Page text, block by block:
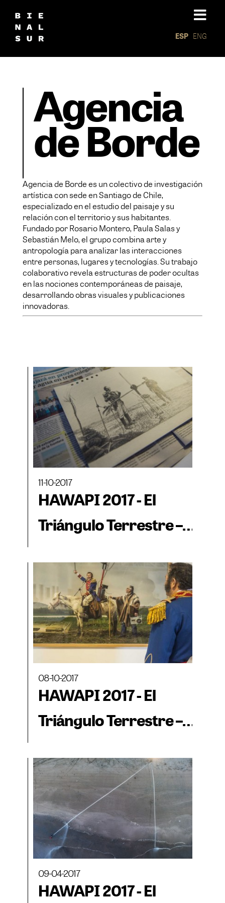
ESP ENG
Agencia
de Borde
Agencia de Borde es un colectivo de investigación
artística con sede en Santiago de Chile,
especializado en el estudio del paisaje y su
relación con el territorio y sus habitantes.
Fundado por Rosario Montero, Paula Salas y
Sebastián Melo, el grupo combina arte y
antropología para analizar las interacciones
entre personas, lugares y tecnologías. Su trabajo
colaborativo revela estructuras de poder ocultas
en las nociones contemporáneas de paisaje,
desarrollando obras visuales y publicaciones
innovadoras.
11-10-2017
HAWAPI 2017 - El
Triángulo Terrestre –
08-10-2017
HAWAPI 2017 - El
Triángulo Terrestre –
09-04-2017
HAWAPI 2017 - El